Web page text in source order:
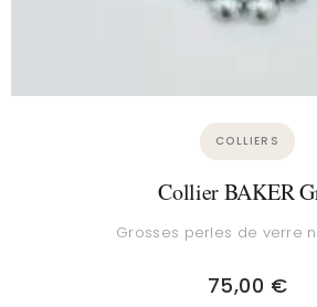
COLLIERS
Collier BAKER
Grosses perles de verre
75,00 €